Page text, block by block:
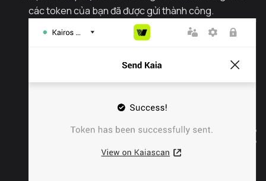
các token của bạn đã được gửi thành công.